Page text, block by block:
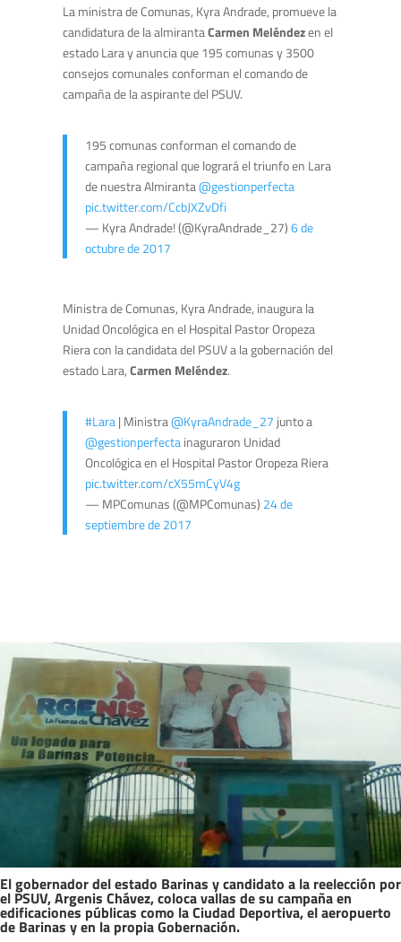
La ministra de Comunas, Kyra Andrade, promueve la
candidatura de la almirantaCarmen Meléndezen el
estado Lara y anuncia que 195 comunas y 3500
consejos comunales conforman el comando de
campaña de la aspirante del PSUV.
195 comunas conforman el comando de
campaña regional que logrará el triunfo en Lara
de nuestra Almiranta@gestionperfecta
pic.twitter.com/CcbJXZvDfi
— Kyra Andrade! (@KyraAndrade_27)6 de
octubre de 2017
Ministra de Comunas, Kyra Andrade, inaugura la
Unidad Oncológica en el Hospital Pastor Oropeza
Riera con la candidata del PSUV a la gobernación del
estado Lara,Carmen Meléndez.
#Lara| Ministra@KyraAndrade_27 junto a
@gestionperfectainaguraron Unidad
Oncológica en el Hospital Pastor Oropeza Riera
pic.twitter.com/cX55mCyV4g
— MPComunas (@MPComunas) 24 de
septiembre de 2017
El gobernador del estado Barinas y candidato a la reelección por
el PSUV, Argenis Chávez, coloca vallas de su campaña en
edificaciones públicas como la Ciudad Deportiva, el aeropuerto
de Barinas y en la propia Gobernación.